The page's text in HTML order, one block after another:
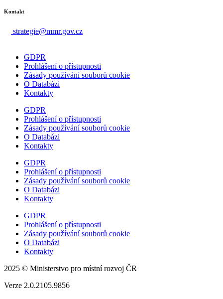
Kontakt
strategie@mmr.gov.cz
GDPR
Prohlášení o přístupnosti
Zásady používání souborů cookie
O Databázi
Kontakty
GDPR
Prohlášení o přístupnosti
Zásady používání souborů cookie
O Databázi
Kontakty
GDPR
Prohlášení o přístupnosti
Zásady používání souborů cookie
O Databázi
Kontakty
GDPR
Prohlášení o přístupnosti
Zásady používání souborů cookie
O Databázi
Kontakty
2025 © Ministerstvo pro místní rozvoj ČR
Verze 2.0.2105.9856